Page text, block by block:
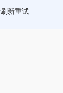
新重试